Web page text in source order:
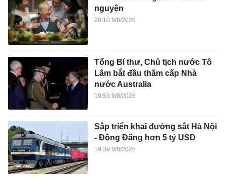
nguyện
20:10 9/8/2026
Tổng Bí thư, Chủ tịch nước Tô
Lâm bắt đầu thăm cấp Nhà
nước Australia
19:53 9/8/2026
Sắp triển khai đường sắt Hà Nội
- Đồng Đăng hơn 5 tỷ USD
19:39 9/8/2026